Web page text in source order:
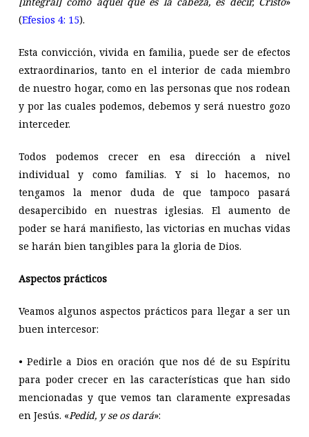
(Efesios 4: 15).
Esta convicción, vivida en familia, puede ser de efectos
extraordinarios, tanto en el interior de cada miembro
de nuestro hogar, como en las personas que nos rodean
y por las cuales podemos, debemos y será nuestro gozo
interceder.
Todos podemos crecer en esa dirección a nivel
individual y como familias. Y si lo hacemos, no
tengamos la menor duda de que tampoco pasará
desapercibido en nuestras iglesias. El aumento de
poder se hará manifiesto, las victorias en muchas vidas
se harán bien tangibles para la gloria de Dios.
Aspectos prácticos
Veamos algunos aspectos prácticos para llegar a ser un
buen intercesor:
• Pedirle a Dios en oración que nos dé de su Espíritu
para poder crecer en las características que han sido
mencionadas y que vemos tan claramente expresadas
en Jesús. «Pedid, y se os dará»: